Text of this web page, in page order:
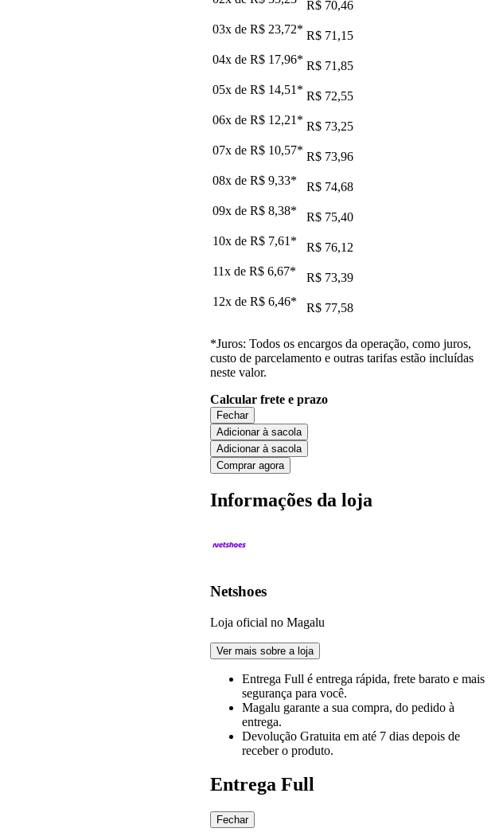
R$ 70,46
03x de R$ 23,72* R$ 71,15
04x de R$ 17,96* R$ 71,85
05x de R$ 14,51 * R$ 72,55
06x de R$ 12,21 * R$ 73,25
07x de R$ 10,57* R$ 73,96
08x de R$ 9,33*
R$ 74,68
09x de R$ 8,38*
R$ 75,40
10x de R$ 7,61 *
R$ 76,12
11x de R$ 6,67*
R$ 73,39
12x de R$ 6,46* R$ 77,58
*Juros: Todos os encargos da operação, como juros,
custo de parcelamento e outras tarifas estão incluídas
neste valor.
Calcular frete e prazo
Fechar
Adicionar à sacola
Adicionar à sacola
Comprar agora
Informações da loja
Netshoes
Loja oficial no Magalu
Ver mais sobre a loja
Entrega Full é entrega rápida, frete barato e mais
segurança para você.
Magalu garante a sua compra, do pedido à
entrega.
Devolução Gratuita em até 7 dias depois de
receber o produto.
Entrega Full
Fechar